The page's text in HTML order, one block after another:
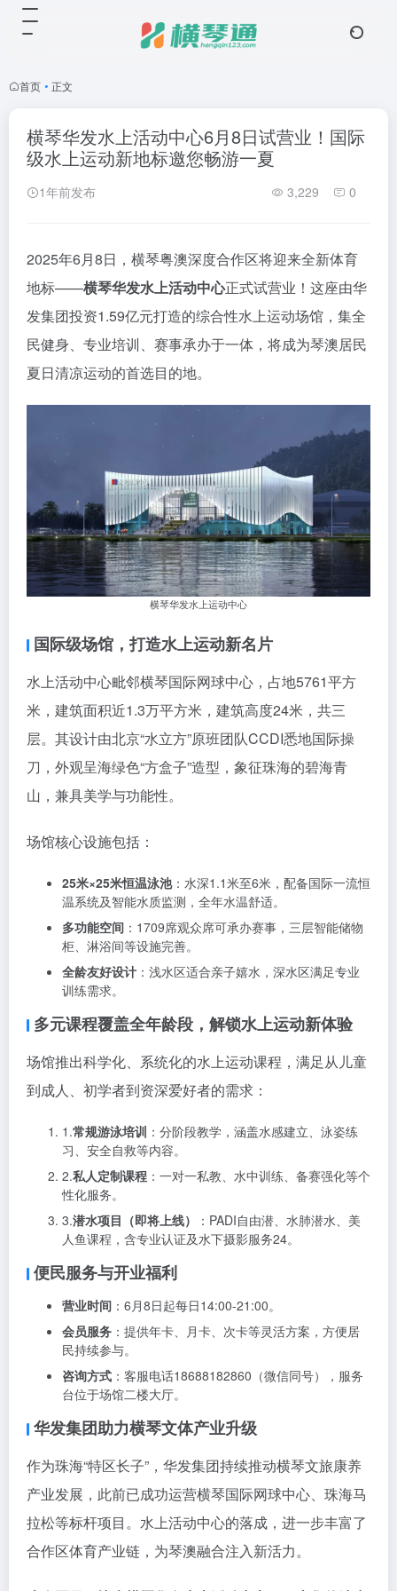
首页 • 正文
横琴华发水上活动中心6月8日试营业！国际
级水上运动新地标邀您畅游一夏
1年前发布 3,229 0
2025年6月8日，横琴粤澳深度合作区将迎来全新体育
地标——横琴华发水上活动中心正式试营业！这座由华
发集团投资1.59亿元打造的综合性水上运动场馆，集全
民健身、专业培训、赛事承办于一体，将成为琴澳居民
夏日清凉运动的首选目的地。
横琴华发水上运动中心
国际级场馆，打造水上运动新名片
水上活动中心毗邻横琴国际网球中心，占地5761平方
米，建筑面积近1.3万平方米，建筑高度24米，共三
层。其设计由北京“水立方”原班团队CCDI悉地国际操
刀，外观呈海绿色“方盒子”造型，象征珠海的碧海青
山，兼具美学与功能性。
场馆核心设施包括：
25米×25米恒温泳池：水深1.1米至6米，配备国际一流恒
温系统及智能水质监测，全年水温舒适。
多功能空间 ：1709席观众席可承办赛事，三层智能储物
柜、淋浴间等设施完善。
全龄友好设计 ：浅水区适合亲子嬉水，深水区满足专业
训练需求。
多元课程覆盖全年龄段，解锁水上运动新体验
场馆推出科学化、系统化的水上运动课程，满足从儿童
到成人、初学者到资深爱好者的需求：
1.常规游泳培训 ：分阶段教学，涵盖水感建立、泳姿练
习、安全自救等内容。
2.私人定制课程 ：一对一私教、水中训练、备赛强化等个
性化服务。
3.潜水项目（即将上线）
：PADI自由潜、水肺潜水、美
人鱼课程，含专业认证及水下摄影服务24。
便民服务与开业福利
营业时间 ：6月8日起每日14:00-21:00。
会员服务 ：提供年卡、月卡、次卡等灵活方案，方便居
民持续参与。
咨询方式 ：客服电话18688182860（微信同号），服务
台位于场馆二楼大厅。
华发集团助力横琴文体产业升级
作为珠海“特区长子”，华发集团持续推动横琴文旅康养
产业发展，此前已成功运营横琴国际网球中心、珠海马
拉松等标杆项目。水上活动中心的落成，进一步丰富了
合作区体育产业链，为琴澳融合注入新活力。